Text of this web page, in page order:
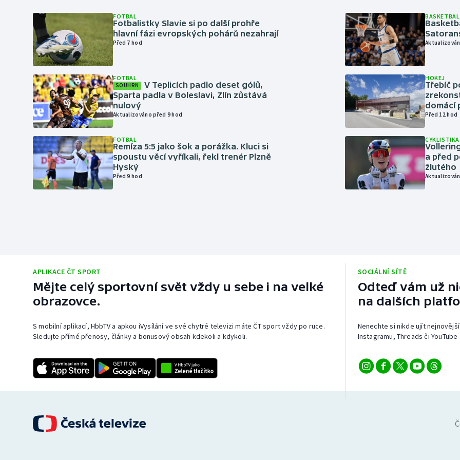
FOTBAL
Fotbalistky Slavie si po další prohře
hlavní fázi evropských pohárů nezahrají
Před 7 hod
FOTBAL
SOUHRN
V Teplicích padlo deset gólů,
Sparta padla v Boleslavi, Zlín zůstává
nulový
Aktualizováno před 9 hod
FOTBAL
Remíza 5:5 jako šok a porážka. Kluci si
spoustu věcí vyříkali, řekl trenér Plzně
Hyský
Před 9 hod
BASKETBAL
HOKEJ
Třebíč
domácí
Před 12 hod
CYKLISTIKA
a před
žlutého
APLIKACE ČT SPORT
Mějte celý sportovní svět vždy u sebe i na velké
obrazovce.
S mobilní aplikací, HbbTV a apkou iVysílání ve své chytré televizi máte ČT sport vždy po ruce.
Sledujte přímé přenosy, články a bonusový obsah kdekoli a kdykoli.
SOCIÁLNÍ SÍTĚ
Odteď vám už
na dalších
Nenechte si nikde ujít
Instagramu, Threads či